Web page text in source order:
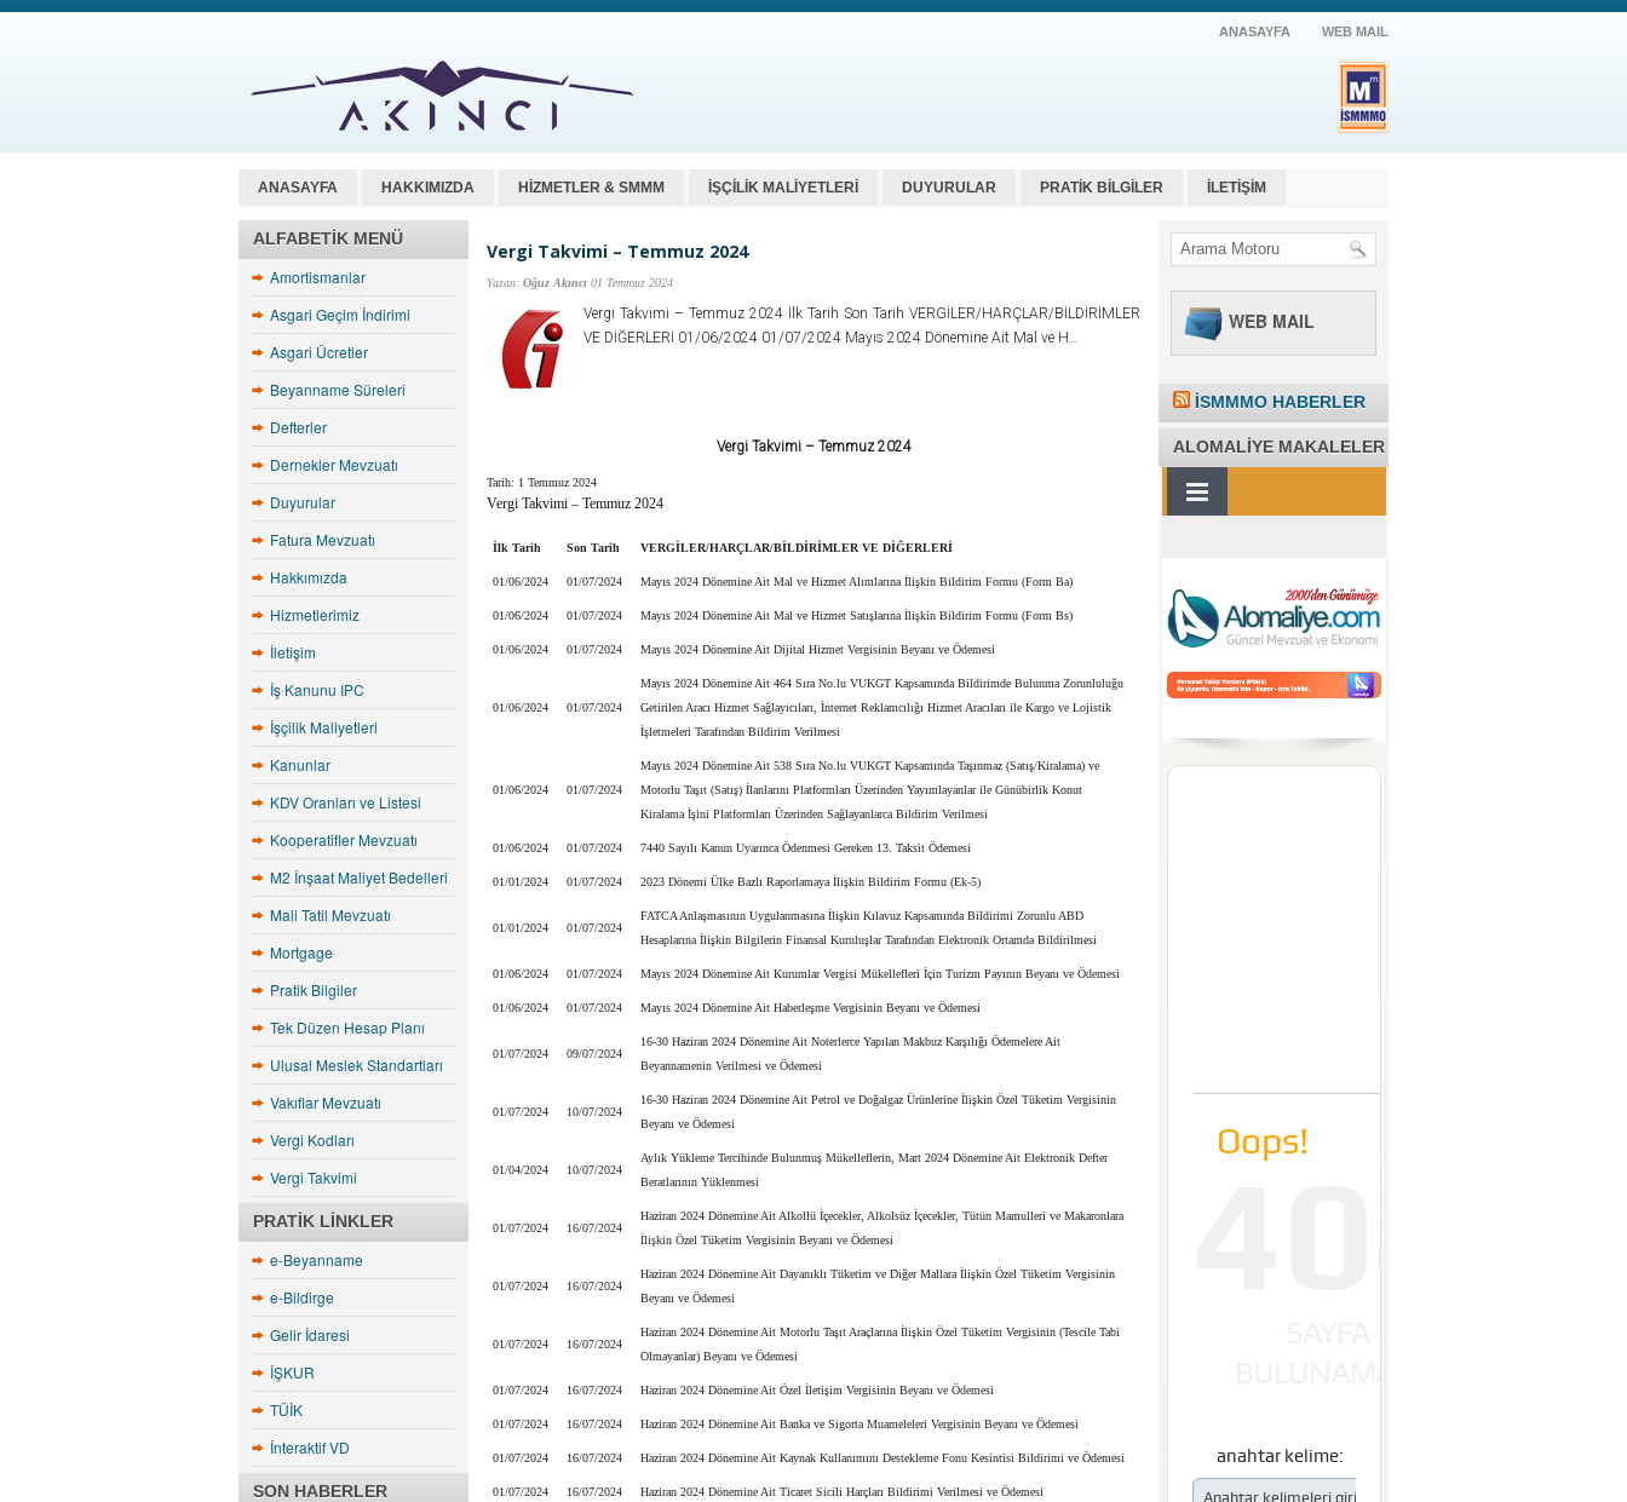
ANASAYFA WEB MAIL
ANASAYFA HAKKIMIZDA HİZMETLER & SMMM İŞÇİLİK MALİYETLERİ DUYURULAR PRATİK BİLGİLER İLETİŞİM
ALFABETIK MENÜ
Amortismanlar
Asgari Geçim İndirimi
Asgari Ücretler
Beyanname Süreleri
Defterler
Dernekler Mevzuatı
Duyurular
Fatura Mevzuatı
Hakkımızda
Hizmetlerimiz
İletişim
İş Kanunu IPC
İşçilik Maliyetleri
Kanunlar
KDV Oranları ve Listesi
Kooperatifler Mevzuatı
M2 İnşaat Maliyet Bedelleri
Mali Tatil Mevzuatı
Mortgage
Pratik Bilgiler
Tek Düzen Hesap Planı
Ulusal Meslek Standartları
Vakıflar Mevzuatı
Vergi Kodları
Vergi Takvimi
PRATIK LINKLER
e-Beyanname
e-Bildirge
Gelir İdaresi
İŞKUR
TÜİK
İnteraktif VD
SON HABERLER
Vergi Takvimi – Temmuz 2024
Yazan: Oğuz Akıncı 01 Temmuz 2024
Vergi Takvimi – Temmuz 2024 İlk Tarih Son Tarih VERGİLER/HARÇLAR/BİLDİRİMLER
VE DİĞERLERİ 01/06/2024 01/07/2024 Mayıs 2024 Dönemine Ait Mal ve H…
Vergi Takvimi – Temmuz 2024
Tarih: 1 Temmuz 2024
Vergi Takvimi – Temmuz 2024
İlk Tarih Son Tarih VERGİLER/HARÇLAR/BİLDİRİMLER VE DİĞERLERİ
01/06/2024 01/07/2024 Mayıs 2024 Dönemine Ait Mal ve Hizmet Alımlarına İlişkin Bildirim Formu (Form Ba)
01/06/2024 01/07/2024 Mayıs 2024 Dönemine Ait Mal ve Hizmet Satışlarına İlişkin Bildirim Formu (Form Bs)
01/06/2024 01/07/2024 Mayıs 2024 Dönemine Ait Dijital Hizmet Vergisinin Beyanı ve Ödemesi
01/06/2024 01/07/2024
Mayıs 2024 Dönemine Ait 464 Sıra No.lu VUKGT Kapsamında Bildirimde Bulunma Zorunluluğu
Getirilen Aracı Hizmet Sağlayıcıları, İnternet Reklamcılığı Hizmet Aracıları ile Kargo ve Lojistik
İşletmeleri Tarafından Bildirim Verilmesi
01/06/2024 01/07/2024
Mayıs 2024 Dönemine Ait 538 Sıra No.lu VUKGT Kapsamında Taşınmaz (Satış/Kiralama) ve
Motorlu Taşıt (Satış) İlanlarını Platformları Üzerinden Yayımlayanlar ile Günübirlik Konut
Kiralama İşini Platformları Üzerinden Sağlayanlarca Bildirim Verilmesi
01/06/2024 01/07/2024 7440 Sayılı Kanun Uyarınca Ödenmesi Gereken 13. Taksit Ödemesi
01/01/2024 01/07/2024 2023 Dönemi Ülke Bazlı Raporlamaya İlişkin Bildirim Formu (Ek-5)
01/01/2024 01/07/2024
FATCA Anlaşmasının Uygulanmasına İlişkin Kılavuz Kapsamında Bildirimi Zorunlu ABD
Hesaplarına İlişkin Bilgilerin Finansal Kuruluşlar Tarafından Elektronik Ortamda Bildirilmesi
01/06/2024 01/07/2024 Mayıs 2024 Dönemine Ait Kurumlar Vergisi Mükellefleri İçin Turizm Payının Beyanı ve Ödemesi
01/06/2024 01/07/2024 Mayıs 2024 Dönemine Ait Haberleşme Vergisinin Beyanı ve Ödemesi
01/07/2024 09/07/2024
16-30 Haziran 2024 Dönemine Ait Noterlerce Yapılan Makbuz Karşılığı Ödemelere Ait
Beyannamenin Verilmesi ve Ödemesi
01/07/2024 10/07/2024
16-30 Haziran 2024 Dönemine Ait Petrol ve Doğalgaz Ürünlerine İlişkin Özel Tüketim Vergisinin
Beyanı ve Ödemesi
01/04/2024 10/07/2024
Aylık Yükleme Tercihinde Bulunmuş Mükelleflerin, Mart 2024 Dönemine Ait Elektronik Defter
Beratlarının Yüklenmesi
01/07/2024 16/07/2024
Haziran 2024 Dönemine Ait Alkollü İçecekler, Alkolsüz İçecekler, Tütün Mamulleri ve Makaronlara
İlişkin Özel Tüketim Vergisinin Beyanı ve Ödemesi
01/07/2024 16/07/2024
Haziran 2024 Dönemine Ait Dayanıklı Tüketim ve Diğer Mallara İlişkin Özel Tüketim Vergisinin
Beyanı ve Ödemesi
01/07/2024 16/07/2024
Haziran 2024 Dönemine Ait Motorlu Taşıt Araçlarına İlişkin Özel Tüketim Vergisinin (Tescile Tabi
Olmayanlar) Beyanı ve Ödemesi
01/07/2024 16/07/2024 Haziran 2024 Dönemine Ait Özel İletişim Vergisinin Beyanı ve Ödemesi
01/07/2024 16/07/2024 Haziran 2024 Dönemine Ait Banka ve Sigorta Muameleleri Vergisinin Beyanı ve Ödemesi
01/07/2024 16/07/2024 Haziran 2024 Dönemine Ait Kaynak Kullanımını Destekleme Fonu Kesintisi Bildirimi ve Ödemesi
01/07/2024 16/07/2024 Haziran 2024 Dönemine Ait Ticaret Sicili Harçları Bildirimi Verilmesi ve Ödemesi
WEB MAIL
İSMMMO HABERLER
ALOMALIYE MAKALELER